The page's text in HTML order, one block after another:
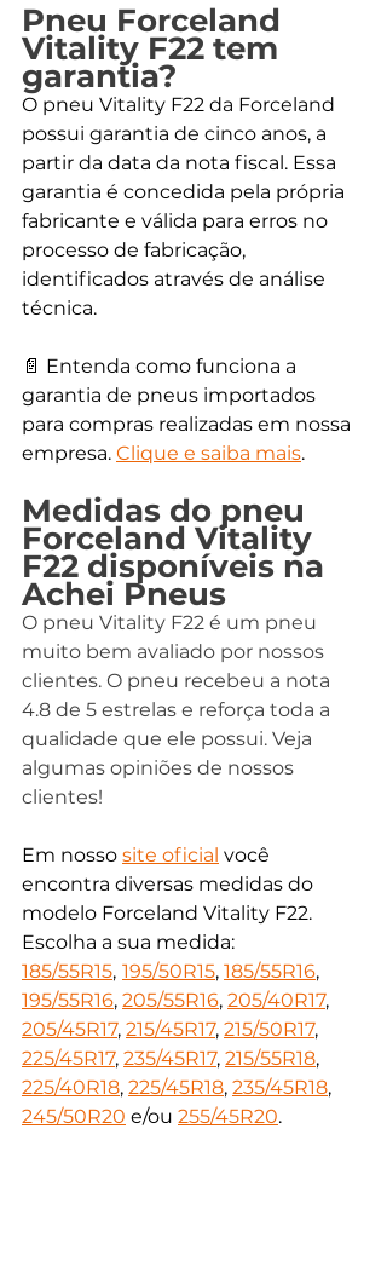
Pneu Forceland
Vitality F22 tem
garantia?
O pneu Vitality F22 da Forceland
possui garantia de cinco anos, a
partir da data da nota fiscal. Essa
garantia é concedida pela própria
fabricante e válida para erros no
processo de fabricação,
identificados através de análise
técnica.
📄 Entenda como funciona a
garantia de pneus importados
para compras realizadas em nossa
empresa. Clique e saiba mais.
Medidas do pneu
Forceland Vitality
F22 disponíveis na
Achei Pneus
O pneu Vitality F22 é um pneu
muito bem avaliado por nossos
clientes. O pneu recebeu a nota
4.8 de 5 estrelas e reforça toda a
qualidade que ele possui. Veja
algumas opiniões de nossos
clientes!
Em nosso site oficial você
encontra diversas medidas do
modelo Forceland Vitality F22.
Escolha a sua medida:
185/55R15, 195/50R15, 185/55R16,
195/55R16, 205/55R16, 205/40R17,
205/45R17, 215/45R17, 215/50R17,
225/45R17, 235/45R17, 215/55R18,
225/40R18, 225/45R18, 235/45R18,
245/50R20 e/ou 255/45R20.